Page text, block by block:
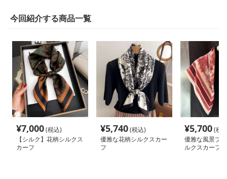
今回紹介する商品一覧
¥7,000(税込)
【シルク】花柄シルクス
カーフ
¥5,740(税込)
優雅な花柄シルクスカー
フ
¥5,700(税
優雅な風景プ
ルクスカーフ